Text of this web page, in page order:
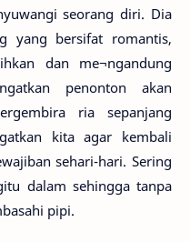
seorang diri. Dia
yang bersifat romantis,
dan me¬ngandung
penonton akan
ria sepanjang
kita agar kembali
sehari-hari. Sering
dalam sehingga tanpa
pipi.